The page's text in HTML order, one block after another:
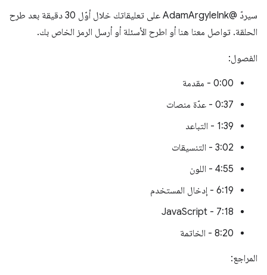
سيردّ @AdamArgyleInk على تعليقاتك خلال أوّل 30 دقيقة بعد طرح
الحلقة. تواصل معنا هنا أو اطرح الأسئلة أو أرسل الرمز الخاص بك.
الفصول:
0:00 - مقدمة
0:37 - عدّة منصات
1:39 - التباعد
3:02 - التنسيقات
4:55 - اللون
6:19 - إدخال المستخدم
7:18 - JavaScript
8:20 - الخاتمة
المراجع: